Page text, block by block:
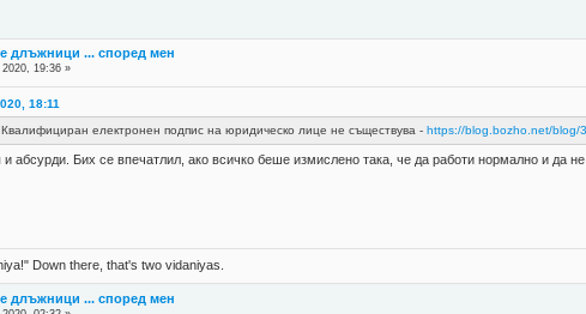
длъжници ... според мен
2020, 19:36 »
18:11
електронен подпис на юридическо лице не съществува -https://blog.bozho.net/blog/
абсурди. Бих се впечатлил, ако всичко беше измислено така, че да работи нормално и да
Down there, that's two vidaniyas.
длъжници ... според мен